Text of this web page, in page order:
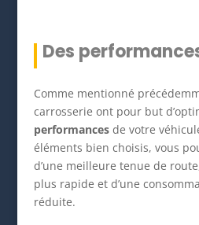
Des
Comme mentionné
carrosserie ont pour but
performancesde votre
éléments bien choisis, vous
d’une meilleure tenue de
plus rapide et d’une
réduite.